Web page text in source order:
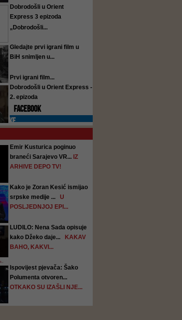
Dobrodošli u Orient
Express 3 epizoda
„Dobrodošli...
Gledajte prvi igrani film u
BiH snimljen u...
Prvi igrani film...
Dobrodošli u Orient Express -
2. epizoda
FACEBOOK
Emir Kusturica poginuo
braneći Sarajevo VR... IZ
ARHIVE DEPO TV!
Kako je Zoran Kesić ismijao
srpske medije ...
U
POSLJEDNJOJ EPI...
LUDILO: Nena Sada opisuje
kako Džeko daje...
KAKAV
BAHO, KAKVI...
Ispovijest pjevača: Šako
Polumenta otvoren...
OTKAKO SU IZAŠLI NJE...